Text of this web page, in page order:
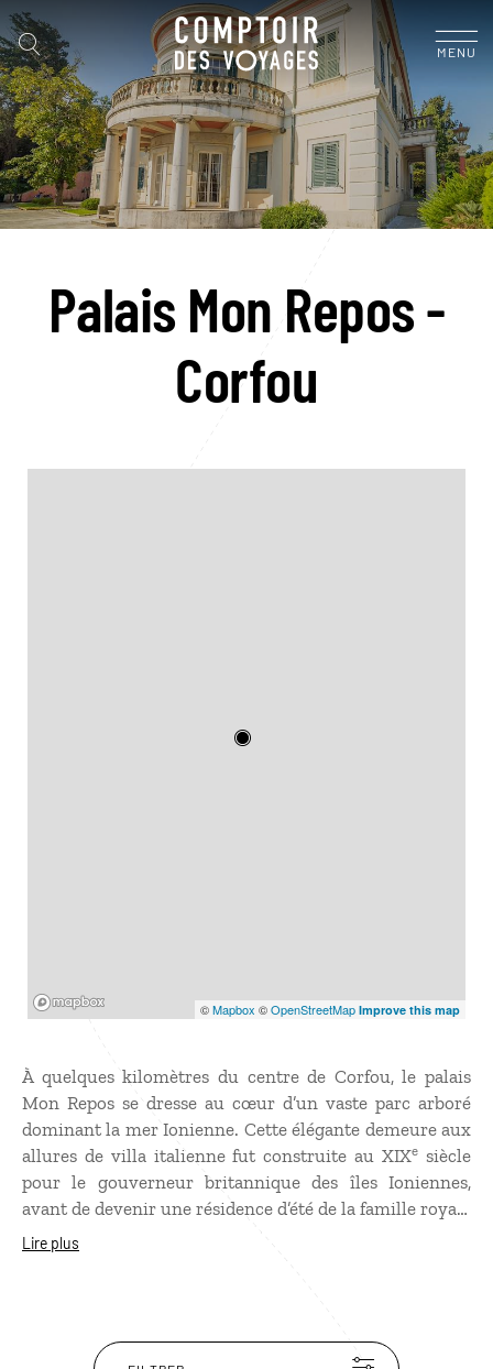
MENU
Palais Mon Repos -
Corfou
©Mapbox ©OpenStreetMap Improve this map
À quelques kilomètres du centre de Corfou, le palais
Mon Repos se dresse au cœur d’un vaste parc arboré
dominant la mer Ionienne. Cette élégante demeure aux
allures de villa italienne fut construite au XIXe siècle
pour le gouverneur britannique des îles Ioniennes,
avant de devenir une résidence d’été de la famille royale
grecque. Le prince Philip, futur époux de la reine
Corfou. Le parc conserve également les traces de
Lire plus